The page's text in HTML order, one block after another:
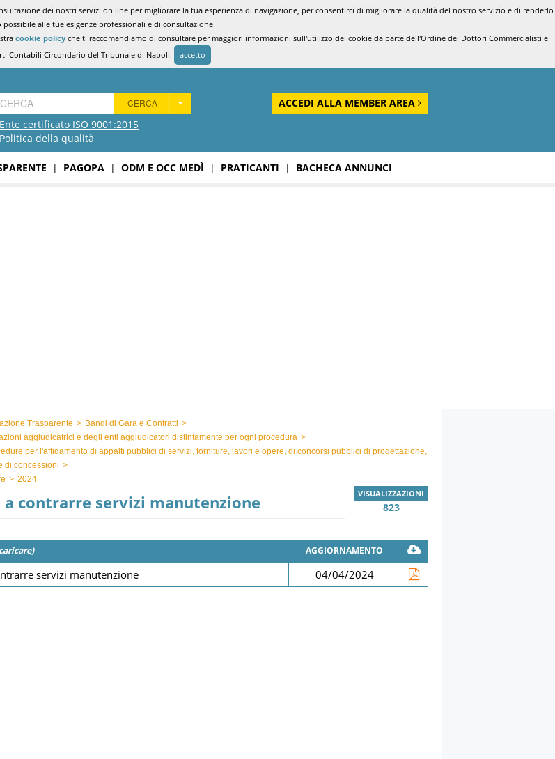
dei nostri servizi on line per migliorare la tua esperienza di navigazione, per consentirci di migliorare la qualità del nostro servizio e di renderlo
alle tue esigenze professionali e di consultazione.
cookie policy che ti raccomandiamo di consultare per maggiori informazioni sull'utilizzo dei cookie da parte dell'Ordine dei Dottori Commercialisti e
Contabili Circondario del Tribunale di Napoli.
accetto
certificato ISO 9001:2015
Politica della qualità
CERCA ACCEDI ALLA MEMBER AREA
| PAGOPA | ODM E OCC MEDÌ | PRATICANTI | BACHECA ANNUNCI
Trasparente > Bandi di Gara e Contratti >
aggiudicatrici e degli enti aggiudicatori distintamente per ogni procedura >
per l'affidamento di appalti pubblici di servizi, forniture, lavori e opere, di concorsi pubblici di progettazione,
di concessioni >
> 2024
a contrarre servizi manutenzione VISUALIZZAZIONI
823
AGGIORNAMENTO
servizi manutenzione 04/04/2024